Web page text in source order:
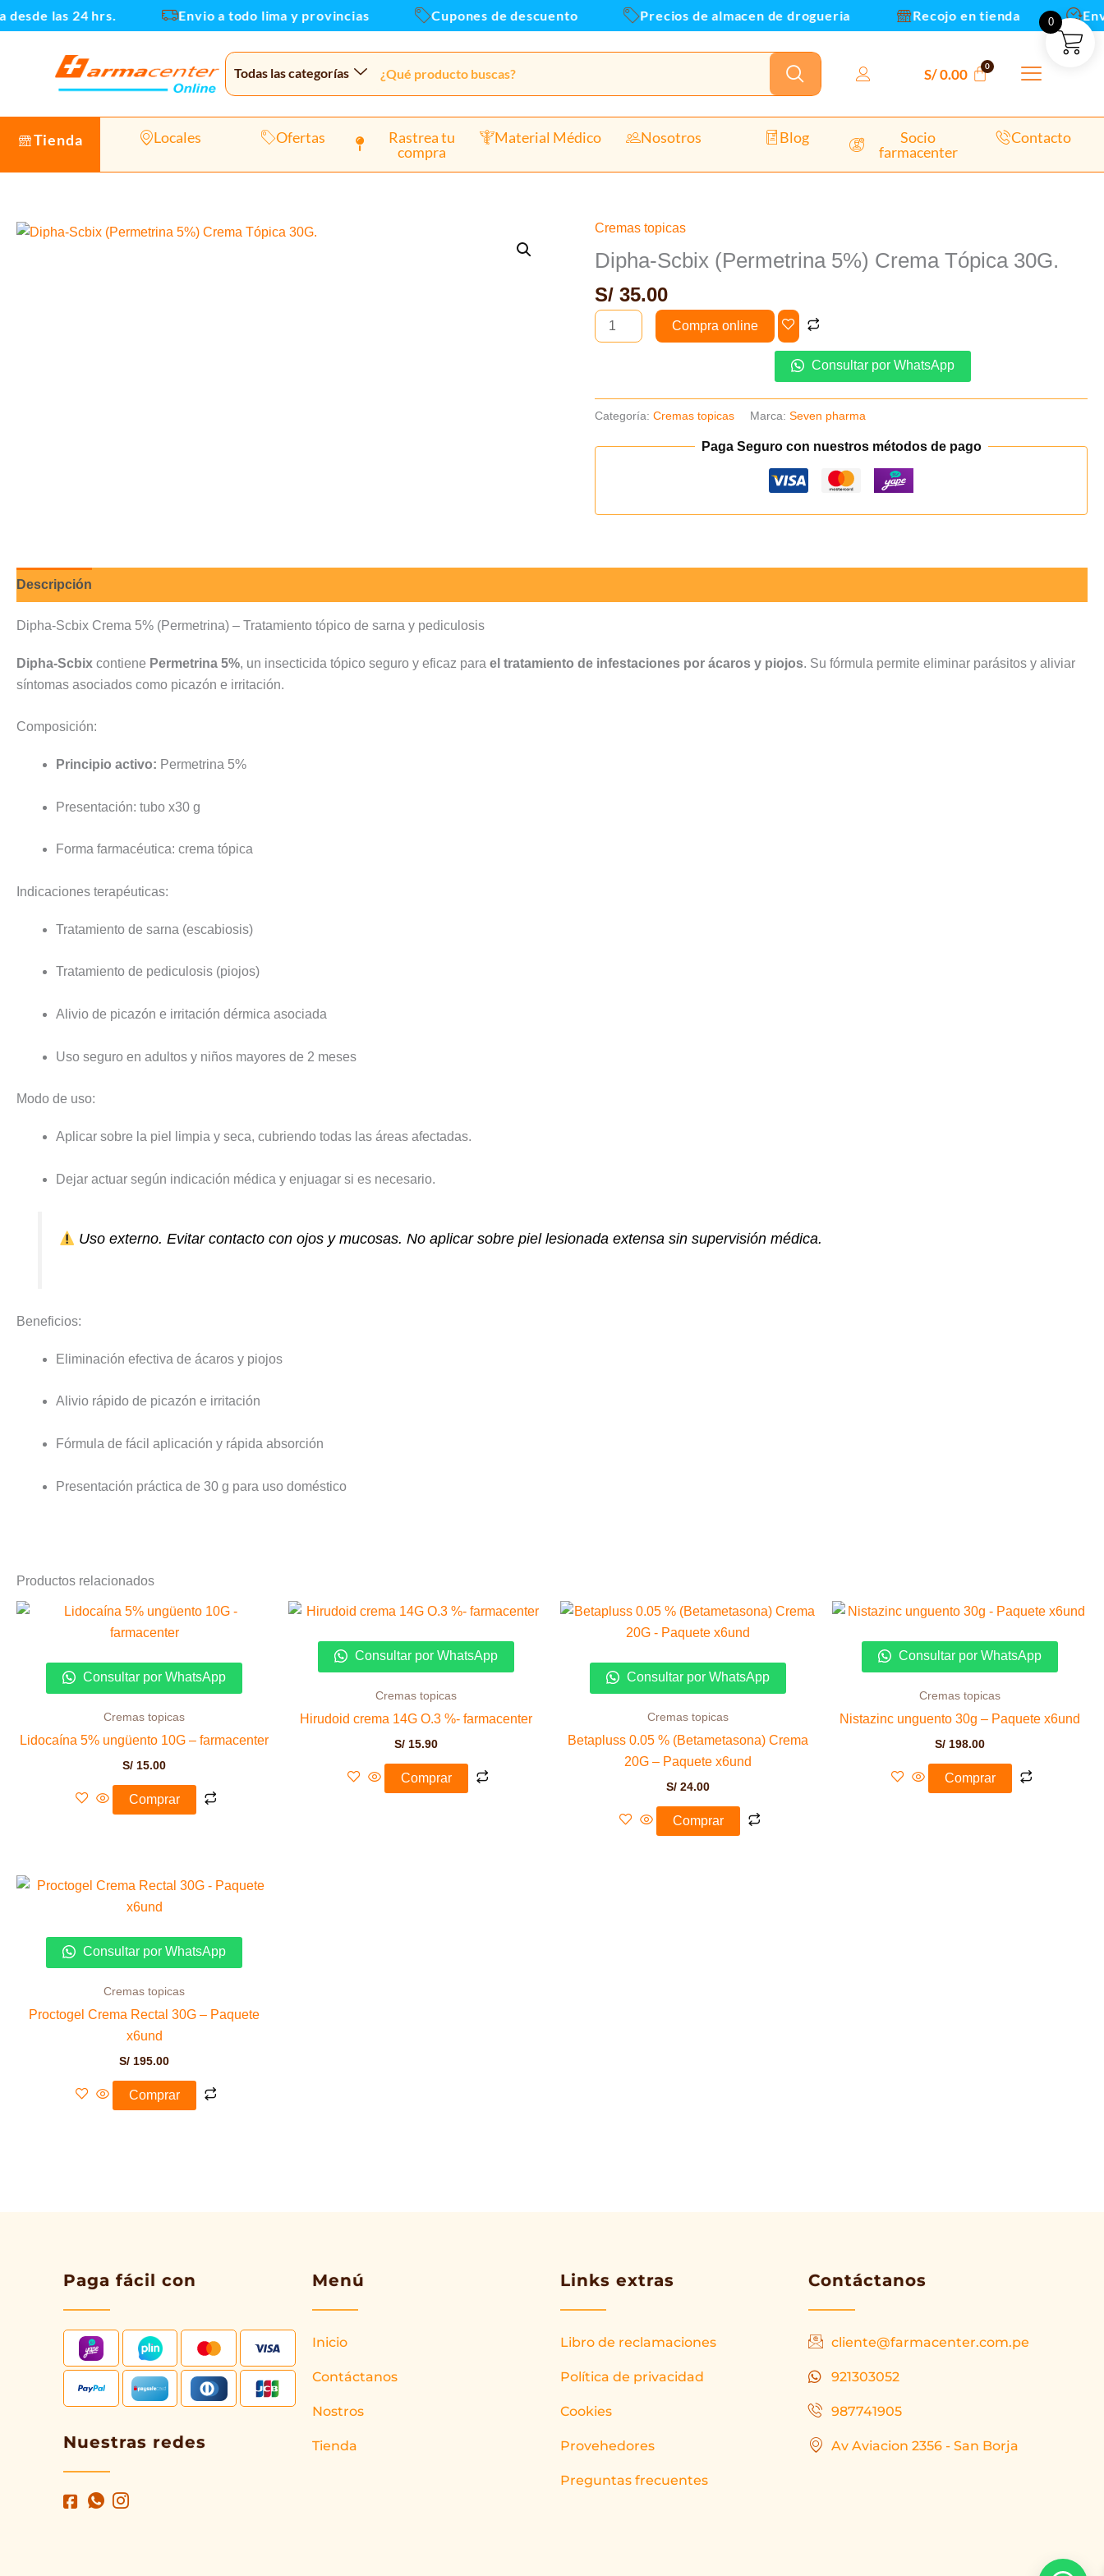
al
las 24 hrs. Envio a todo lima y provincias Cupones de descuento Precios de almacen de drogueria Recojo en tienda
Todas las categorías S/0.00
Tienda Locales Ofertas
Rastrea tu
compra
Material Médico Nosotros Blog
Socio
farmacenter
Contacto
Cremas topicas
Dipha-Scbix (Permetrina 5%) Crema Tópica 30G.
S/ 35.00
Dipha-
Scbix
(Permetrina
5%)
Crema
Tópica
Compra online
Consultar por WhatsApp
Categoría:Cremas topicas Marca:Seven pharma
Paga Seguro con nuestros métodos de pago
Descripción
Dipha-Scbix Crema 5% (Permetrina) – Tratamiento tópico de sarna y pediculosis
Dipha-Scbix contiene Permetrina 5%, un insecticida tópico seguro y eficaz para el tratamiento de infestaciones por ácaros y piojos. Su fórmula permite eliminar parásitos y aliviar
síntomas asociados como picazón e irritación.
Composición:
Principio activo: Permetrina 5%
Presentación: tubo x30 g
Forma farmacéutica: crema tópica
Indicaciones terapéuticas:
Tratamiento de sarna (escabiosis)
Tratamiento de pediculosis (piojos)
Alivio de picazón e irritación dérmica asociada
Uso seguro en adultos y niños mayores de 2 meses
Modo de uso:
Aplicar sobre la piel limpia y seca, cubriendo todas las áreas afectadas.
Dejar actuar según indicación médica y enjuagar si es necesario.
Uso externo. Evitar contacto con ojos y mucosas. No aplicar sobre piel lesionada extensa sin supervisión médica.
Beneficios:
Eliminación efectiva de ácaros y piojos
Alivio rápido de picazón e irritación
Fórmula de fácil aplicación y rápida absorción
Presentación práctica de 30 g para uso doméstico
Productos relacionados
Consultar por WhatsApp
Cremas topicas
Lidocaína 5% ungüento 10G – farmacenter
S/ 15.00
Comprar
Consultar por WhatsApp
Cremas topicas
Hirudoid crema 14G O.3 %- farmacenter
S/ 15.90
Comprar
Consultar por WhatsApp
Cremas topicas
Betapluss 0.05 % (Betametasona) Crema
20G – Paquete x6und
S/ 24.00
Comprar
Consultar por WhatsApp
Cremas topicas
Nistazinc unguento 30g – Paquete x6und
S/ 198.00
Comprar
Consultar por WhatsApp
Cremas topicas
Proctogel Crema Rectal 30G – Paquete
x6und
S/ 195.00
Comprar
Paga fácil con
Nuestras redes
Menú
Inicio
Contáctanos
Nostros
Tienda
Links extras
Libro de reclamaciones
Política de privacidad
Cookies
Provehedores
Preguntas frecuentes
Contáctanos
cliente@farmacenter.com.pe
921303052
987741905
Av Aviacion 2356 - San Borja
0